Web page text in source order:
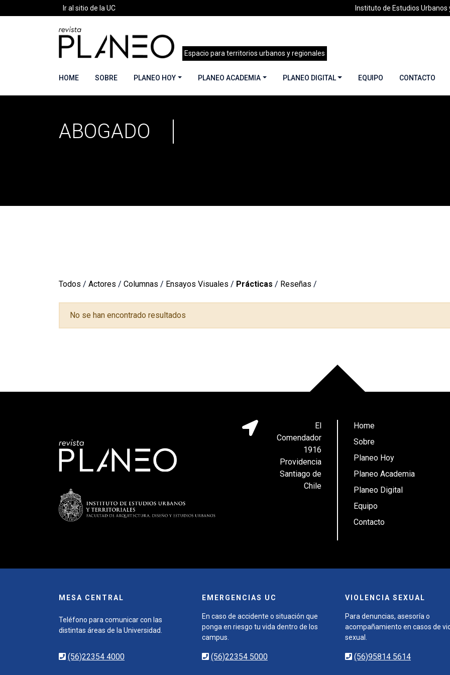
Ir al sitio de la UC Instituto de Estudios Urbanos
Espacio para territorios urbanos y regionales
HOME SOBRE PLANEO HOY PLANEO ACADEMIA PLANEO DIGITAL EQUIPO CONTACTO
Portada»abogado
ABOGADO
Todos / Actores / Columnas / Ensayos Visuales / Prácticas / Reseñas /
No se han encontrado resultados
El
Comendador
1916
Providencia
Santiago de
Chile
Home
Sobre
Planeo Hoy
Planeo Academia
Planeo Digital
Equipo
Contacto
MESA CENTRAL
Teléfono para comunicar con las
distintas áreas de la Universidad.
(56)22354 4000
EMERGENCIAS UC
En caso de accidente o situación que
ponga en riesgo tu vida dentro de los
campus.
(56)22354 5000
VIOLENCIA SEXUAL
Para denuncias, asesoría o
acompañamiento en casos de
sexual.
(56)95814 5614